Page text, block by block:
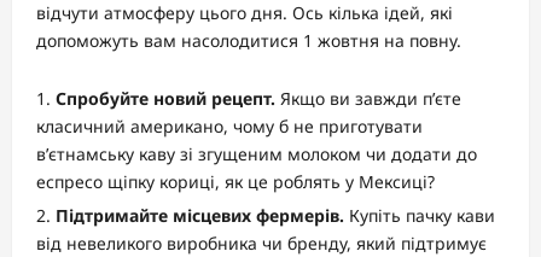
відчути атмосферу цього дня. Ось кілька ідей, які
допоможуть вам насолодитися 1 жовтня на повну.
Спробуйте новий рецепт. Якщо ви завжди п’єте
класичний американо, чому б не приготувати
в’єтнамську каву зі згущеним молоком чи додати до
еспресо щіпку кориці, як це роблять у Мексиці?
Підтримайте місцевих фермерів. Купіть пачку кави
від невеликого виробника чи бренду, який підтримує